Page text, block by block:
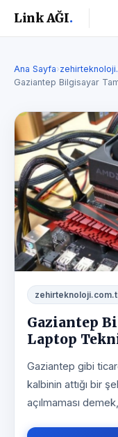
Link AĞI.
Ana Sayfa›
Gaziantep Bilgisayar
Gaziantep
Laptop
Gaziantep gibi
kalbinin attığı bir
açılmaması